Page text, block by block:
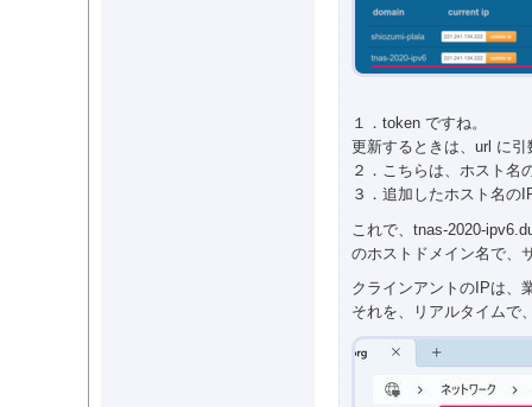
１．token ですね。
更新するときは、url に
２．こちらは、ホスト名
３．追加したホスト名の
これで、tnas-2020-
のホストドメイン名で、
クラインアントのIPは、
それを、リアルタイムで